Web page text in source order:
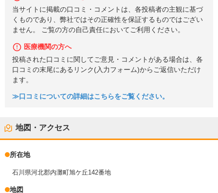
当サイトに掲載の口コミ・コメントは、各投稿者の主観に基づ
くものであり、弊社ではその正確性を保証するものではござい
ません。 ご覧の方の自己責任においてご利用ください。
医療機関の方へ
投稿された口コミに関してご意見・コメントがある場合は、各
口コミの末尾にあるリンク(入力フォーム)からご返信いただけ
ます。
≫口コミについての詳細はこちらをご覧ください。
地図・アクセス
所在地
石川県河北郡内灘町旭ケ丘142番地
地図